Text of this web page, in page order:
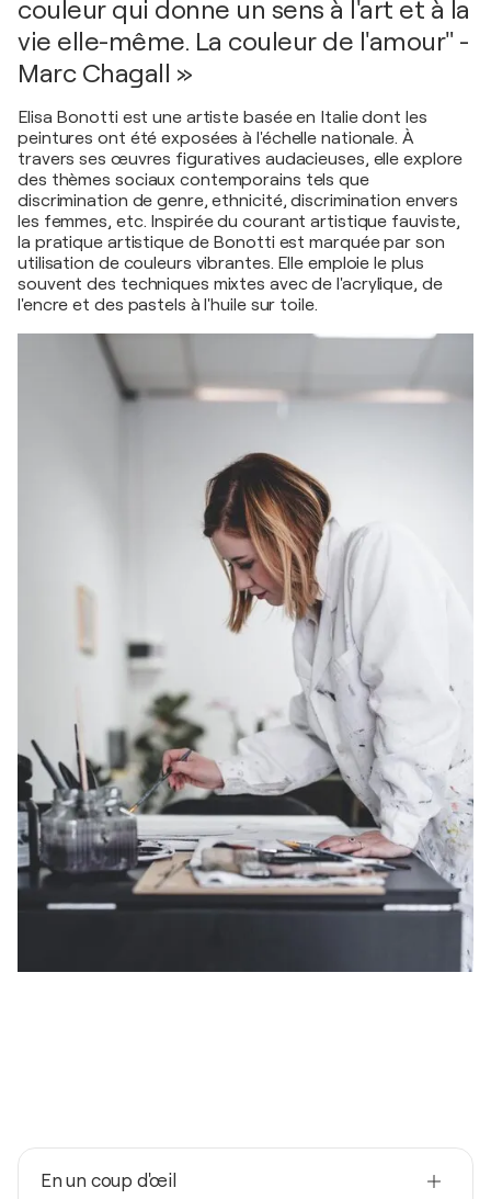
couleur qui donne un sens à l'art et à la
vie elle-même. La couleur de l'amour" -
Marc Chagall »
Elisa Bonotti est une artiste basée en Italie dont les
peintures ont été exposées à l'échelle nationale. À
travers ses œuvres figuratives audacieuses, elle explore
des thèmes sociaux contemporains tels que
discrimination de genre, ethnicité, discrimination envers
les femmes, etc. Inspirée du courant artistique fauviste,
la pratique artistique de Bonotti est marquée par son
utilisation de couleurs vibrantes. Elle emploie le plus
souvent des techniques mixtes avec de l'acrylique, de
l'encre et des pastels à l'huile sur toile.
En un coup d'œil